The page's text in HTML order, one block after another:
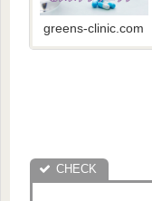
greens-clinic.com